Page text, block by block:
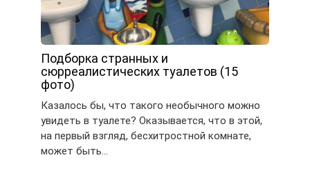
Подборка странных и
сюрреалистических туалетов (15
фото)
Казалось бы, что такого необычного можно
увидеть в туалете? Оказывается, что в этой,
на первый взгляд, бесхитростной комнате,
может быть…